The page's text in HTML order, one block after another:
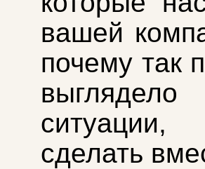
вашей
почему так
сделать